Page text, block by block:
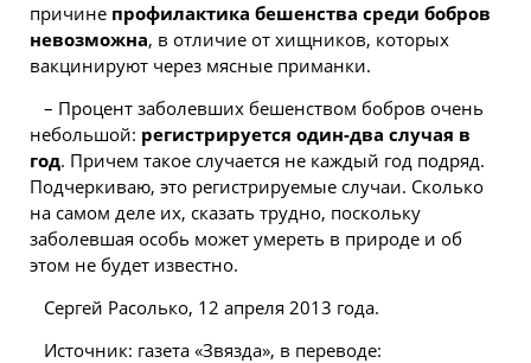
причине профилактика бешенства среди бобров
невозможна, в отличие от хищников, которых
вакцинируют через мясные приманки.
– Процент заболевших бешенством бобров очень
небольшой: регистрируется один-два случая в
год. Причем такое случается не каждый год подряд.
Подчеркиваю, это регистрируемые случаи. Сколько
на самом деле их, сказать трудно, поскольку
заболевшая особь может умереть в природе и об
этом не будет известно.
Сергей Расолько, 12 апреля 2013 года.
Источник: газета «Звязда», в переводе: